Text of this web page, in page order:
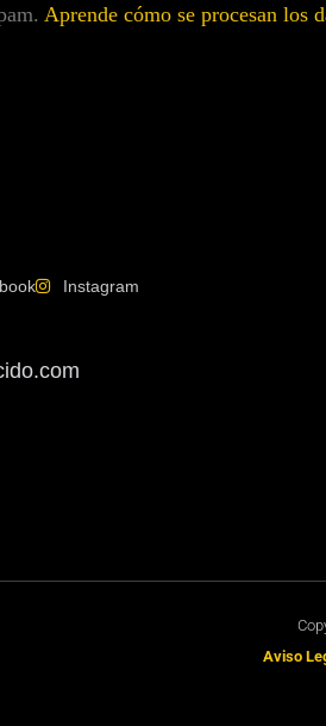
Aprende cómo se procesan los
Instagram
Aviso